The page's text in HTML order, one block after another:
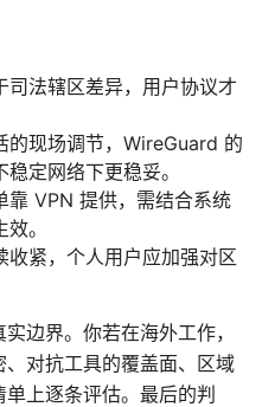
司法辖区差异，用户协议才
的现场调节，WireGuard 的
定网络下更稳妥。
靠 VPN 提供，需结合系统
。
收紧，个人用户应加强对区
边界。你若在海外工作，
、对抗工具的覆盖面、区域
上逐条评估。最后的判